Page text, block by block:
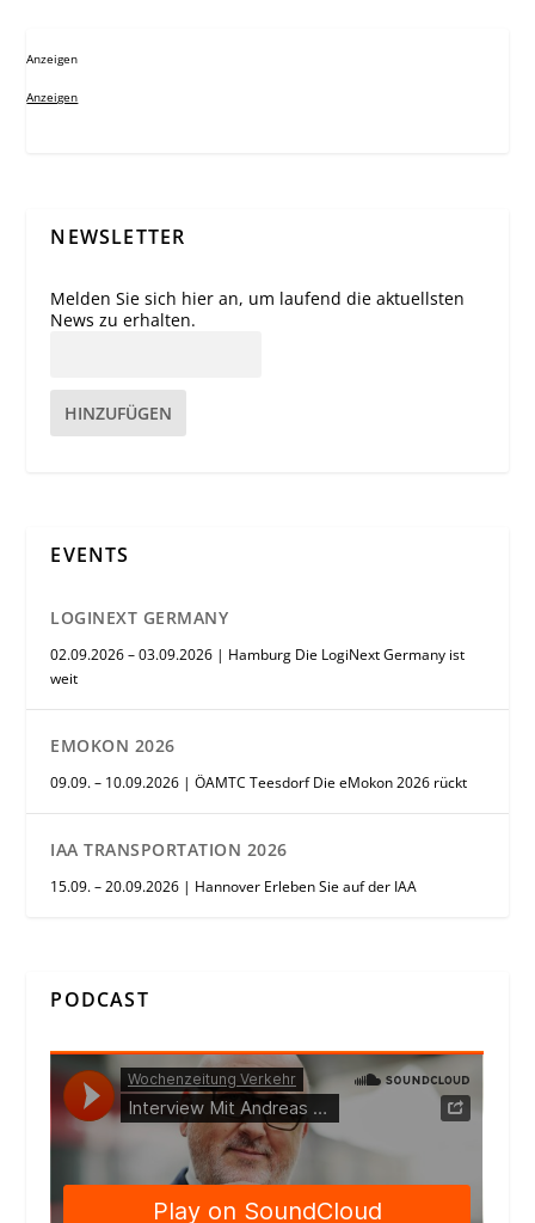
Anzeigen
Anzeigen
NEWSLETTER
Melden Sie sich hier an, um laufend die aktuellsten
News zu erhalten.
HINZUFÜGEN
EVENTS
LOGINEXT GERMANY
02.09.2026 – 03.09.2026 | Hamburg Die LogiNext Germany ist
weit
EMOKON 2026
09.09. – 10.09.2026 | ÖAMTC Teesdorf Die eMokon 2026 rückt
IAA TRANSPORTATION 2026
15.09. – 20.09.2026 | Hannover Erleben Sie auf der IAA
PODCAST